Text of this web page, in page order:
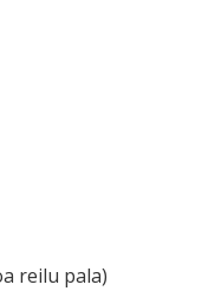
reilu pala)